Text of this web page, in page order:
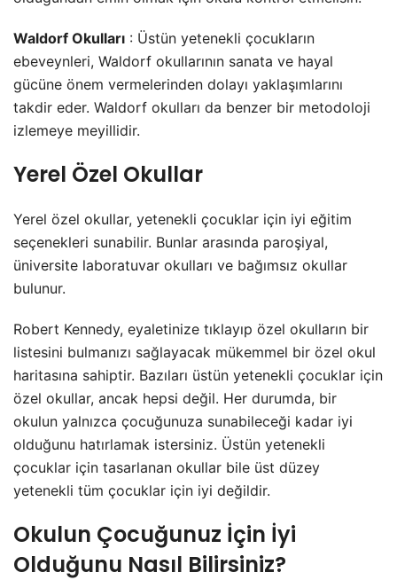
Waldorf Okulları : Üstün yetenekli çocukların
ebeveynleri, Waldorf okullarının sanata ve hayal
gücüne önem vermelerinden dolayı yaklaşımlarını
takdir eder. Waldorf okulları da benzer bir metodoloji
izlemeye meyillidir.
Yerel Özel Okullar
Yerel özel okullar, yetenekli çocuklar için iyi eğitim
seçenekleri sunabilir. Bunlar arasında paroşiyal,
üniversite laboratuvar okulları ve bağımsız okullar
bulunur.
Robert Kennedy, eyaletinize tıklayıp özel okulların bir
listesini bulmanızı sağlayacak mükemmel bir özel okul
haritasına sahiptir. Bazıları üstün yetenekli çocuklar için
özel okullar, ancak hepsi değil. Her durumda, bir
okulun yalnızca çocuğunuza sunabileceği kadar iyi
olduğunu hatırlamak istersiniz. Üstün yetenekli
çocuklar için tasarlanan okullar bile üst düzey
yetenekli tüm çocuklar için iyi değildir.
Okulun Çocuğunuz İçin İyi
Olduğunu Nasıl Bilirsiniz?